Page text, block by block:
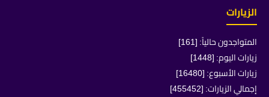
الزيارات
المتواجدون حالياً: [161]
زيارات اليوم: [1448]
زيارات الأسبوع: [16480]
إجمالي الزيارات: [455452]